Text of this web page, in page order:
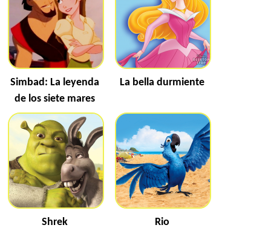
Simbad: La leyenda
de los siete mares
La bella durmiente
Shrek Rio